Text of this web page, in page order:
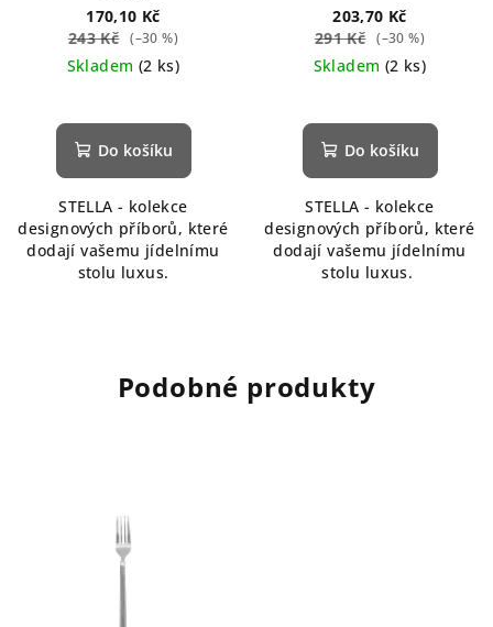
170,10 Kč
243 Kč (–30 %)
Skladem (2 ks)
Do košíku
STELLA - kolekce
designových příborů, které
dodají vašemu jídelnímu
stolu luxus.
203,70 Kč
291 Kč (–30 %)
Skladem (2 ks)
Do košíku
STELLA - kolekce
designových příborů, které
dodají vašemu jídelnímu
stolu luxus.
Podobné produkty